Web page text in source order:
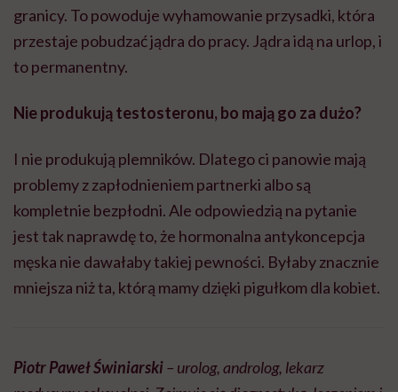
granicy. To powoduje wyhamowanie przysadki, która
przestaje pobudzać jądra do pracy. Jądra idą na urlop, i
to permanentny.
Nie produkują testosteronu, bo mają go za dużo?
I nie produkują plemników. Dlatego ci panowie mają
problemy z zapłodnieniem partnerki albo są
kompletnie bezpłodni. Ale odpowiedzią na pytanie
jest tak naprawdę to, że hormonalna antykoncepcja
męska nie dawałaby takiej pewności. Byłaby znacznie
mniejsza niż ta, którą mamy dzięki pigułkom dla kobiet.
Piotr Paweł Świniarski– urolog, androlog, lekarz